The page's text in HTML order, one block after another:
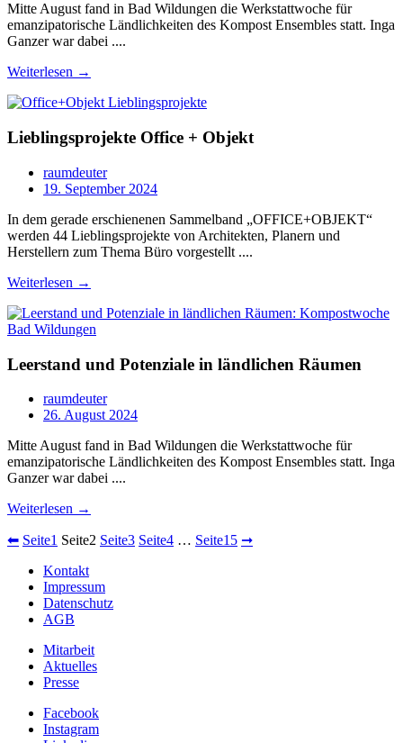
Mitte August fand in Bad Wildungen die Werkstattwoche für
emanzipatorische Ländlichkeiten des Kompost Ensembles statt. Inga
Ganzer war dabei ....
Weiterlesen →
Lieblingsprojekte Office + Objekt
raumdeuter
19. September 2024
In dem gerade erschienenen Sammelband „OFFICE+OBJEKT“
werden 44 Lieblingsprojekte von Architekten, Planern und
Herstellern zum Thema Büro vorgestellt ....
Weiterlesen →
Leerstand und Potenziale in ländlichen Räumen
raumdeuter
26. August 2024
Mitte August fand in Bad Wildungen die Werkstattwoche für
emanzipatorische Ländlichkeiten des Kompost Ensembles statt. Inga
Ganzer war dabei ....
Weiterlesen →
⬅ Seite1 Seite2 Seite3 Seite4 … Seite15 ➞
Kontakt
Impressum
Datenschutz
AGB
Mitarbeit
Aktuelles
Presse
Facebook
Instagram